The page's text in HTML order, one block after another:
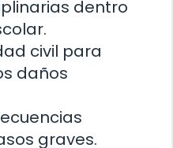
dentro
civil para
daños
graves.